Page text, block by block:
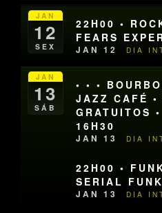
JAN
12
SEX
22H00 •
FEARS
JAN 12 DIA
JAN
13
SÁB
• • •
JAZZ CAFÉ •
GRATUITOS
16H30
JAN 13 DIA
22H00 •
SERIAL
JAN 13 DIA